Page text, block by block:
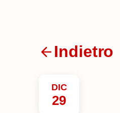
Indietro
DIC
29